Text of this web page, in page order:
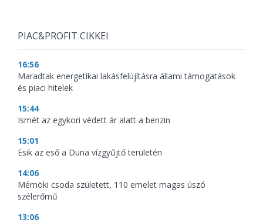
PIAC&PROFIT CIKKEI
16:56
Maradtak energetikai lakásfelújításra állami támogatások
és piaci hitelek
15:44
Ismét az egykori védett ár alatt a benzin
15:01
Esik az eső a Duna vízgyűjtő területén
14:06
Mérnöki csoda született, 110 emelet magas úszó
szélerőmű
13:06